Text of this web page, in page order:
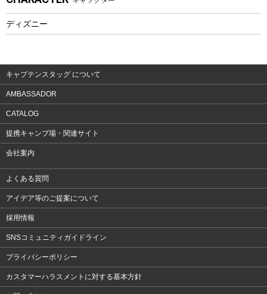
ウェア
ディズニー
キャプテンスタッグ について
AMBASSADOR
CATALOG
提携キャンプ場・関連サイト
会社案内
よくある質問
アイデア等のご提案について
採用情報
SNSコミュニティガイドライン
プライバシーポリシー
カスタマーハラスメントに対する基本方針